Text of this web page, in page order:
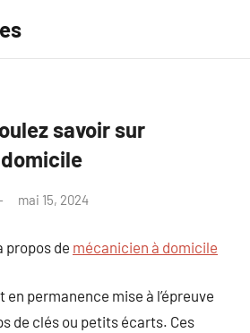
savoir sur
mai 15, 2024
propos de mécanicien à domicile
permanence mise à l’épreuve
de clés ou petits écarts. Ces